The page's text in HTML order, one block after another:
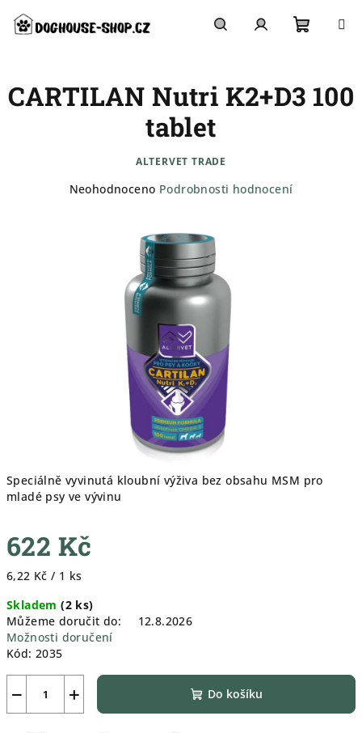
obsah
košík
Speciálně vyvinutá kloubní výživa bez obsahu MSM pro
mladé psy ve vývinu
622 Kč
Měrná
6,22 Kč / 1 ks
Skladem(2 ks)
Můžeme doručit do:
12.8.2026
Možnosti doručení
Kód: 2035
+
− Do košíku
CARTILAN Nutri K2+D3 100
tablet
ALTERVET TRADE
Průměrné
hvězdiček.
Neohodnoceno Podrobnosti hodnocení